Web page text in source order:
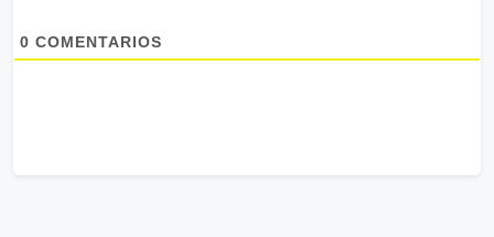
0 COMENTARIOS